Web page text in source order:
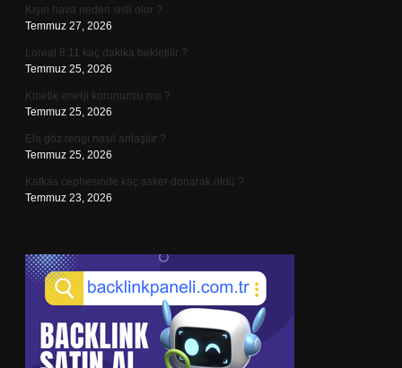
Kışın hava neden sisli olur ?
Temmuz 27, 2026
Loreal 8.11 kaç dakika bekletilir ?
Temmuz 25, 2026
Kinetik enerji korunumlu mu ?
Temmuz 25, 2026
Ela göz rengi nasıl anlaşılır ?
Temmuz 25, 2026
Kafkas cephesinde kaç asker donarak öldü ?
Temmuz 23, 2026